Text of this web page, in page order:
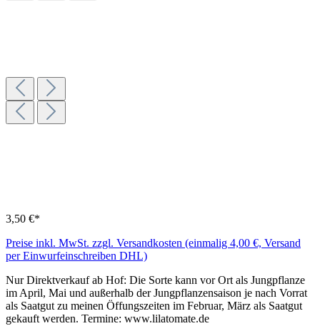
3,50 €*
Preise inkl. MwSt. zzgl. Versandkosten (einmalig 4,00 €, Versand
per Einwurfeinschreiben DHL)
Nur Direktverkauf ab Hof: Die Sorte kann vor Ort als Jungpflanze
im April, Mai und außerhalb der Jungpflanzensaison je nach Vorrat
als Saatgut zu meinen Öffungszeiten im Februar, März als Saatgut
gekauft werden. Termine: www.lilatomate.de